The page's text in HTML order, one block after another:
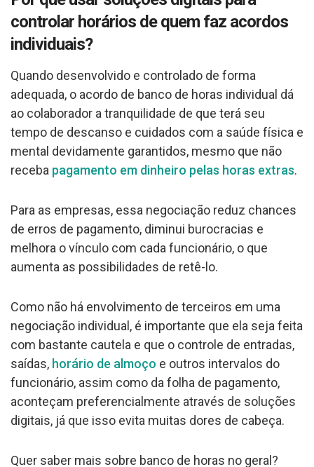
controlar horários de quem faz acordos
individuais?
Quando desenvolvido e controlado de forma
adequada, o acordo de banco de horas individual dá
ao colaborador a tranquilidade de que terá seu
tempo de descanso e cuidados com a saúde física e
mental devidamente garantidos, mesmo que não
receba pagamento em dinheiro pelas horas extras.
Para as empresas, essa negociação reduz chances
de erros de pagamento, diminui burocracias e
melhora o vínculo com cada funcionário, o que
aumenta as possibilidades de retê-lo.
Como não há envolvimento de terceiros em uma
negociação individual, é importante que ela seja feita
com bastante cautela e que o controle de entradas,
saídas, horário de almoço e outros intervalos do
funcionário, assim como da folha de pagamento,
aconteçam preferencialmente através de soluções
digitais, já que isso evita muitas dores de cabeça.
Quer saber mais sobre banco de horas no geral?